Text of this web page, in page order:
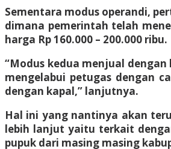
Sementara modus operandi,
dimana pemerintah telah
harga Rp 160.000 – 200.000 ribu.
“Modus kedua menjual
mengelabui petugas dengan
dengan kapal,” lanjutnya.
Hal ini yang nantinya akan
lebih lanjut yaitu terkait
pupuk dari masing masing